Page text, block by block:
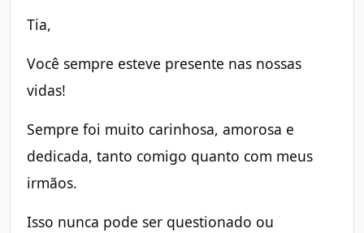
Tia,
Você sempre esteve presente nas nossas
vidas!
Sempre foi muito carinhosa, amorosa e
dedicada, tanto comigo quanto com meus
irmãos.
Isso nunca pode ser questionado ou